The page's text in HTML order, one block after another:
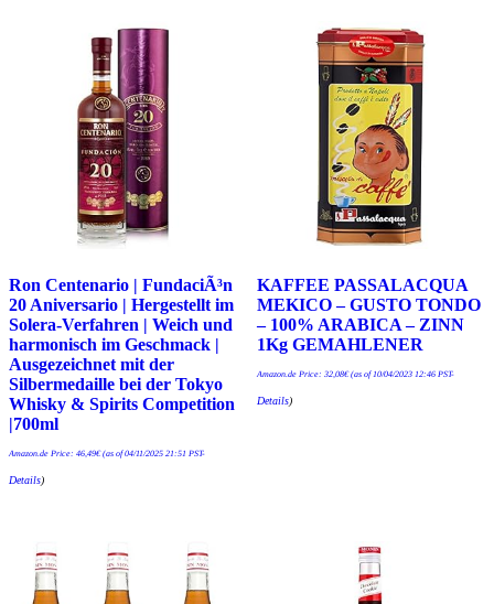
Ron Centenario | FundaciÃ³n
20 Aniversario | Hergestellt im
Solera-Verfahren | Weich und
harmonisch im Geschmack |
Ausgezeichnet mit der
Silbermedaille bei der Tokyo
Whisky & Spirits Competition
|700ml
Amazon.de Price: 46,49€(as of 04/11/2025 21:51 PST-
Details)
KAFFEE PASSALACQUA
MEKICO – GUSTO TONDO
– 100% ARABICA – ZINN
1Kg GEMAHLENER
Amazon.de Price: 32,08€(as of 10/04/2023 12:46 PST-
Details)